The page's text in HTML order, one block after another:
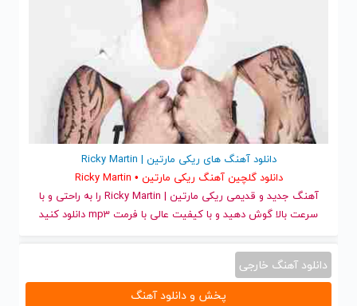
دانلود آهنگ های ریکی مارتین | Ricky Martin
دانلود گلچین آهنگ ریکی مارتین • Ricky Martin
آهنگ جدید
و قدیمی ریکی مارتین | Ricky Martin را به راحتی و با
سرعت بالا گوش دهید و با کیفیت عالی با فرمت mp3 دانلود کنید
دانلود آهنگ خارجی
پخش و دانلود آهنگ